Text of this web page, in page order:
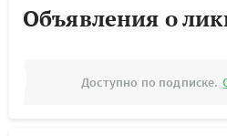
Объявления о
Доступно по подписке.